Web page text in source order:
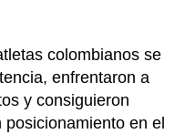
colombianos se
enfrentaron a
y consiguieron
en el